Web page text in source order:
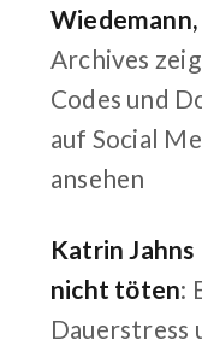
Archives
Codes und
auf Social
ansehen
Katrin Jahns
nicht töten:
Dauerstress